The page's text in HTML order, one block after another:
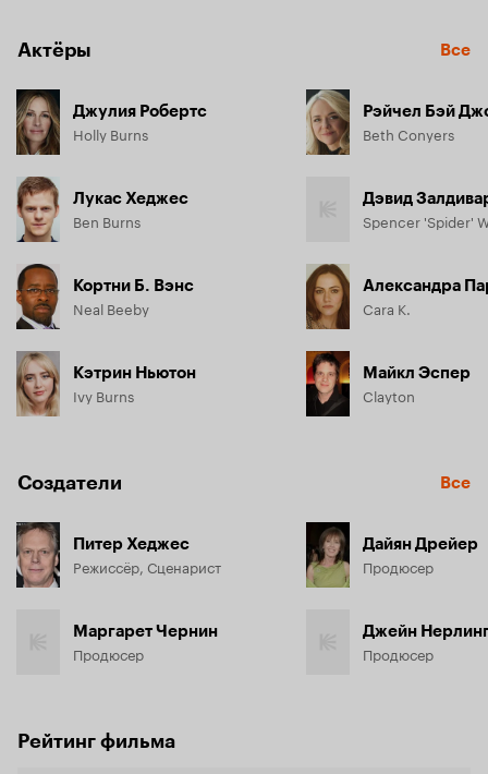
Актёры Все
Джулия Робертс
Holly Burns
Лукас Хеджес
Ben Burns
Кортни Б. Вэнс
Neal Beeby
Кэтрин Ньютон
Ivy Burns
Рэйчел Бэй
Beth Conyers
Дэвид
Spencer 'Spider'
Александра
Cara K.
Майкл Эспер
Clayton
Создатели Все
Питер Хеджес
Режиссёр, Сценарист
Маргарет Чернин
Продюсер
Дайян Дрейер
Продюсер
Джейн
Продюсер
Рейтинг фильма